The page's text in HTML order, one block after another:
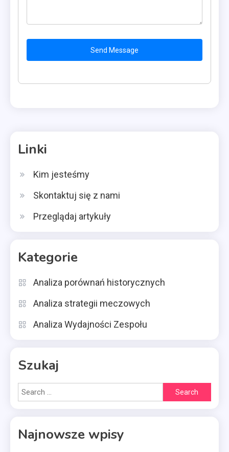
Send Message
Linki
Kim jesteśmy
Skontaktuj się z nami
Przeglądaj artykuły
Kategorie
Analiza porównań historycznych
Analiza strategii meczowych
Analiza Wydajności Zespołu
Szukaj
Search
for:
Najnowsze wpisy